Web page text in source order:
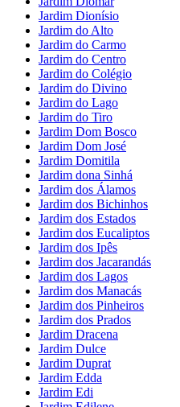
Jardim Dionísio
Jardim do Alto
Jardim do Carmo
Jardim do Centro
Jardim do Colégio
Jardim do Divino
Jardim do Lago
Jardim do Tiro
Jardim Dom Bosco
Jardim Dom José
Jardim Domitila
Jardim dona Sinhá
Jardim dos Álamos
Jardim dos Bichinhos
Jardim dos Estados
Jardim dos Eucaliptos
Jardim dos Ipês
Jardim dos Jacarandás
Jardim dos Lagos
Jardim dos Manacás
Jardim dos Pinheiros
Jardim dos Prados
Jardim Dracena
Jardim Dulce
Jardim Duprat
Jardim Edda
Jardim Edi